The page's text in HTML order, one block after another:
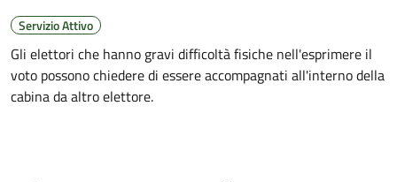
Servizio Attivo
Gli elettori che hanno gravi difficoltà fisiche nell'esprimere il
voto possono chiedere di essere accompagnati all'interno della
cabina da altro elettore.